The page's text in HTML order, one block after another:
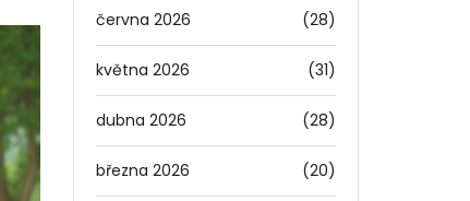
června 2026 (28)
května 2026 (31)
dubna 2026 (28)
března 2026 (20)